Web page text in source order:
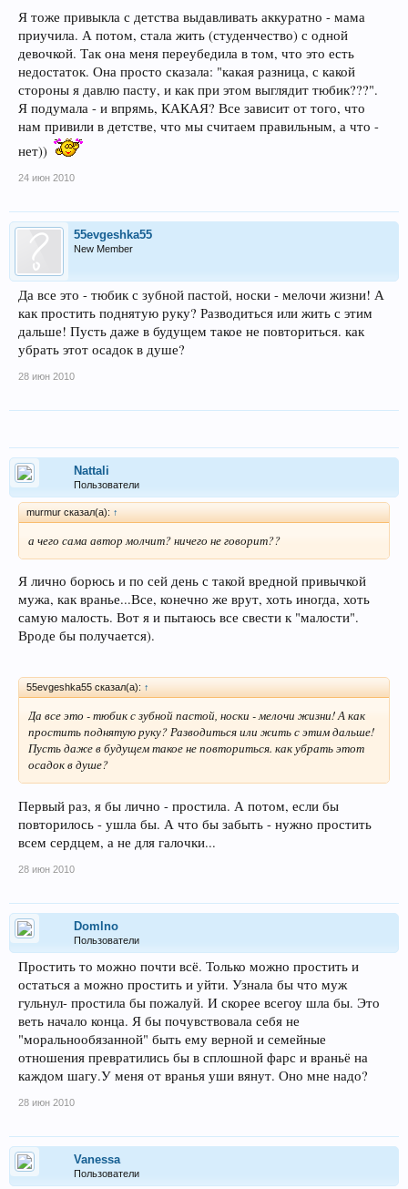
Я тоже привыкла с детства выдавливать аккуратно - мама
приучила. А потом, стала жить (студенчество) с одной
девочкой. Так она меня переубедила в том, что это есть
недостаток. Она просто сказала: "какая разница, с какой
стороны я давлю пасту, и как при этом выглядит тюбик???".
Я подумала - и впрямь, КАКАЯ? Все зависит от того, что
нам привили в детстве, что мы считаем правильным, а что -
нет))
24 июн 2010
55evgeshka55
New Member
Да все это - тюбик с зубной пастой, носки - мелочи жизни! А
как простить поднятую руку? Разводиться или жить с этим
дальше! Пусть даже в будущем такое не повториться. как
убрать этот осадок в душе?
28 июн 2010
Nattali
Пользователи
murmur сказал(а): ↑
а чего сама автор молчит? ничего не говорит??
Я лично борюсь и по сей день с такой вредной привычкой
мужа, как вранье...Все, конечно же врут, хоть иногда, хоть
самую малость. Вот я и пытаюсь все свести к "малости".
Вроде бы получается).
55evgeshka55 сказал(а): ↑
Да все это - тюбик с зубной пастой, носки - мелочи жизни! А как
простить поднятую руку? Разводиться или жить с этим дальше!
Пусть даже в будущем такое не повториться. как убрать этот
осадок в душе?
Первый раз, я бы лично - простила. А потом, если бы
повторилось - ушла бы. А что бы забыть - нужно простить
всем сердцем, а не для галочки...
28 июн 2010
Domlno
Пользователи
Простить то можно почти всё. Только можно простить и
остаться а можно простить и уйти. Узнала бы что муж
гульнул- простила бы пожалуй. И скорее всегоу шла бы. Это
веть начало конца. Я бы почувствовала себя не
"моральнообязанной" быть ему верной и семейные
отношения превратились бы в сплошной фарс и враньё на
каждом шагу.У меня от вранья уши вянут. Оно мне надо?
28 июн 2010
Vanessa
Пользователи